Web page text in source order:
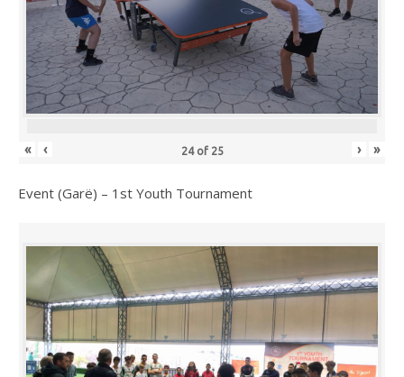
« ‹ 24of 25 › »
Event (Garë) – 1st Youth Tournament